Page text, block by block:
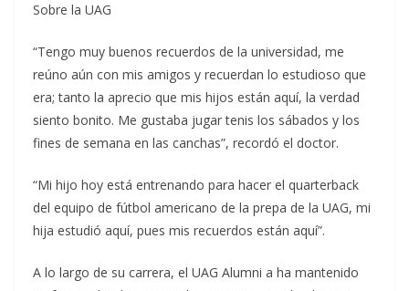
Sobre la UAG
“Tengo muy buenos recuerdos de la universidad, me
reúno aún con mis amigos y recuerdan lo estudioso que
era; tanto la aprecio que mis hijos están aquí, la verdad
siento bonito. Me gustaba jugar tenis los sábados y los
fines de semana en las canchas”, recordó el doctor.
“Mi hijo hoy está entrenando para hacer el quarterback
del equipo de fútbol americano de la prepa de la UAG, mi
hija estudió aquí, pues mis recuerdos están aquí”.
A lo largo de su carrera, el UAG Alumni a ha mantenido